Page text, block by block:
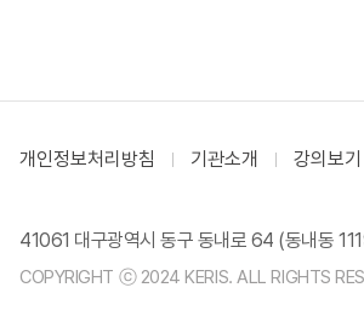
개인정보처리방침 기관소개 강의보
41061 대구광역시 동구 동내로 64 (동내동
COPYRIGHT ⓒ 2024 KERIS. ALL RIGHTS